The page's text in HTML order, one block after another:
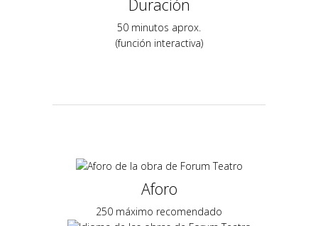
Duración
50 minutos aprox.
(función interactiva)
Aforo
250 máximo recomendado